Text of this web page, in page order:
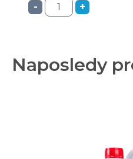
- +
Naposledy